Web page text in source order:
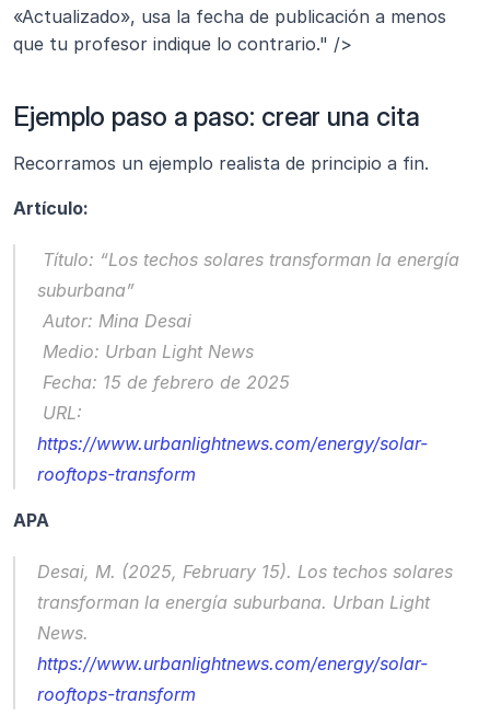
«Actualizado», usa la fecha de publicación a menos
que tu profesor indique lo contrario." />
Ejemplo paso a paso: crear una cita
Recorramos un ejemplo realista de principio a fin.
Artículo:
suburbana”
Autor: Mina Desai
Medio: Urban Light News
Fecha: 15 de febrero de 2025
https://www.urbanlightnews.com/energy/solar-
rooftops-transform
APA
Desai, M. (2025, February 15). Los techos solares
transforman la energía suburbana. Urban Light
News
https://www.urbanlightnews.com/energy/solar-
rooftops-transform